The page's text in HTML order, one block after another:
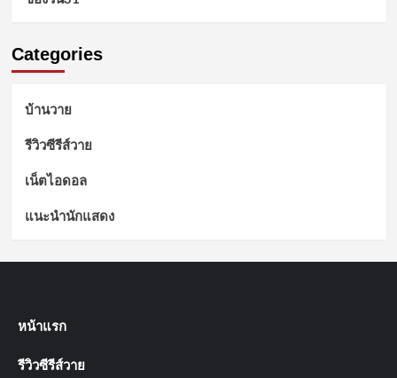
Categories
บ้านวาย
รีวิวซีรีส์วาย
เน็ตไอดอล
แนะนำนักแสดง
หน้าแรก
รีวิวซีรีส์วาย